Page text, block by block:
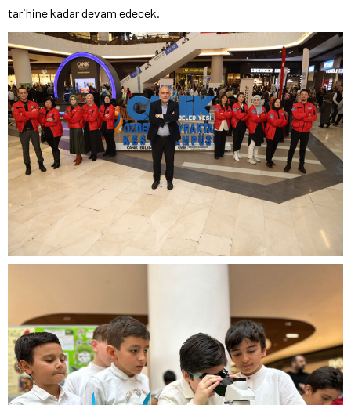
tarihine kadar devam edecek.